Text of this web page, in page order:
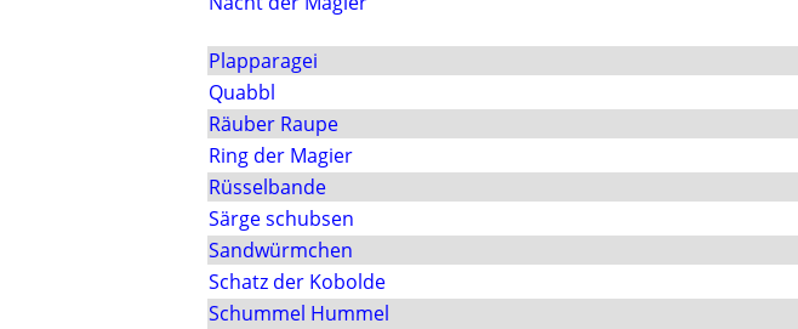
Plapparagei
Quabbl
Räuber Raupe
Ring der Magier
Rüsselbande
Särge schubsen
Sandwürmchen
Schatz der Kobolde
Schummel Hummel